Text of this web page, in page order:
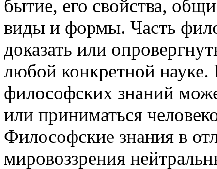
бытие, его свойства,
виды и формы. Часть
доказать или
любой конкретной науке.
философских знаний
или приниматься
Философские знания в
мировоззрения